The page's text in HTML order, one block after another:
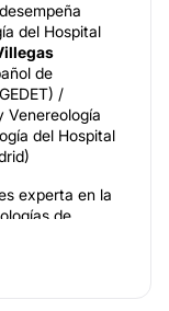
del Hospital
de
/
Venereología
del Hospital
experta en la
de
en el
Dra. Cristina